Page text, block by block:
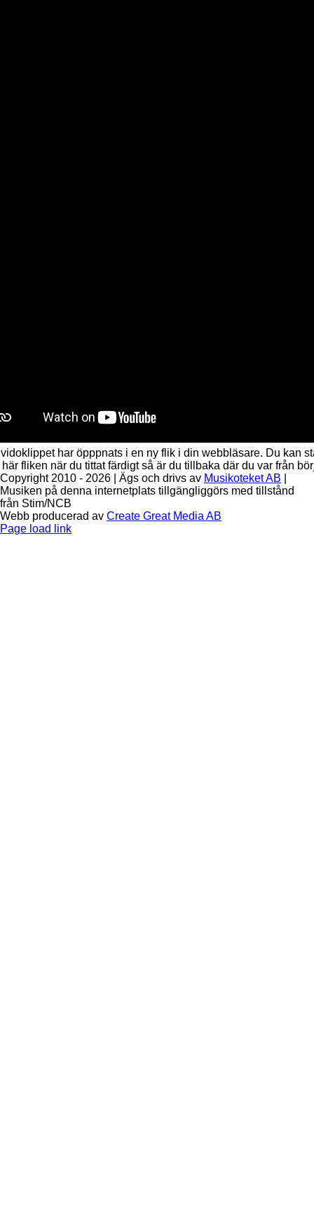
har öpppnats i en ny flik i din webbläsare. Du kan
fliken när du tittat färdigt så är du tillbaka där du var från
Copyright 2010 - 2026 | Ägs och drivs av Musikoteket AB
Musiken på denna internetplats tillgängliggörs med tillstånd
från Stim/NCB
Webb producerad av Create Great Media AB
Facebook
Instagram
Page load link